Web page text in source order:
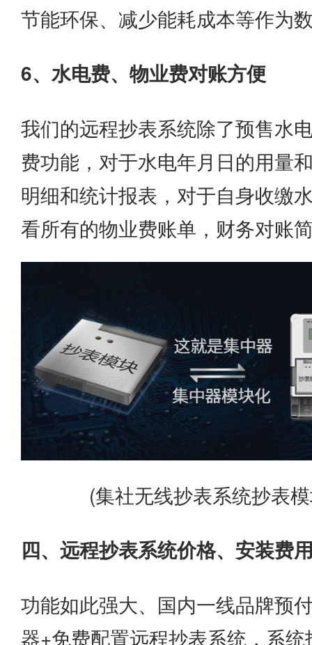
节能环保、减少能耗成本等作为
6、水电费、物业费对账方便
我们的远程抄表系统除了预售水
费功能，对于水电年月日的用量
明细和统计报表，对于自身收缴
看所有的物业费账单，财务对账
(集社无线抄表系统抄表
四、远程抄表系统价格、安装费
功能如此强大、国内一线品牌预
器+免费配置远程抄表系统，系